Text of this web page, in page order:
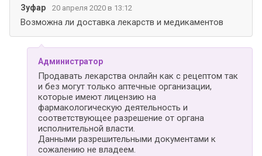
Зуфар 20 апреля 2020 в 13:12
Возможна ли доставка лекарств и медикаментов
Администратор
Продавать лекарства онлайн как с рецептом так
и без могут только аптечные организации,
которые имеют лицензию на
фармакологическую деятельность и
соответствующее разрешение от органа
исполнительной власти.
Данными разрешительными документами к
сожалению не владеем.